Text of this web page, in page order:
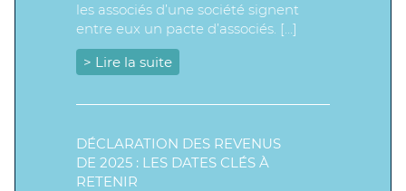
les associés d’une société signent
entre eux un pacte d’associés. […]
> Lire la suite
DÉCLARATION DES REVENUS
DE 2025 : LES DATES CLÉS À
RETENIR